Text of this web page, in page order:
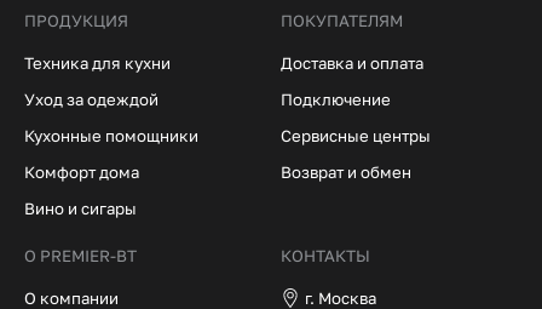
ПРОДУКЦИЯ
Техника для кухни
Уход за одеждой
Кухонные помощники
Комфорт дома
Вино и сигары
ПОКУПАТЕЛЯМ
Доставка и оплата
Подключение
Сервисные центры
Возврат и обмен
О PREMIER-BT
О компании
КОНТАКТЫ
г. Москва